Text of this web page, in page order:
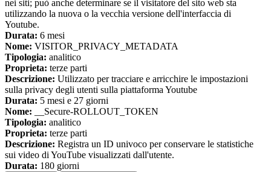
nei siti; può anche determinare se il visitatore del sito web sta
utilizzando la nuova o la vecchia versione dell'interfaccia di
Youtube.
Durata: 6 mesi
Nome: VISITOR_PRIVACY_METADATA
Tipologia: analitico
Proprieta: terze parti
Descrizione: Utilizzato per tracciare e arricchire le impostazioni
sulla privacy degli utenti sulla piattaforma Youtube
Durata: 5 mesi e 27 giorni
Nome: __Secure-ROLLOUT_TOKEN
Tipologia: analitico
Proprieta: terze parti
Descrizione: Registra un ID univoco per conservare le statistiche
sui video di YouTube visualizzati dall'utente.
Durata: 180 giorni